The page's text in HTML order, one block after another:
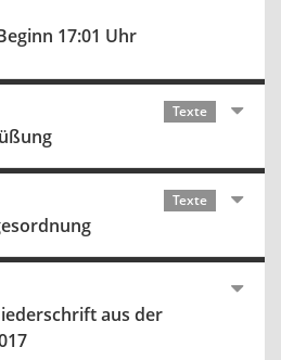
17:01 Uhr
Texte
Texte
aus der